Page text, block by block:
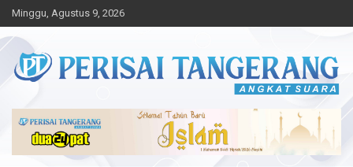
Skip
to
content
Minggu, Agustus 9, 2026
Perisai Tangerang – Angkat
Suara